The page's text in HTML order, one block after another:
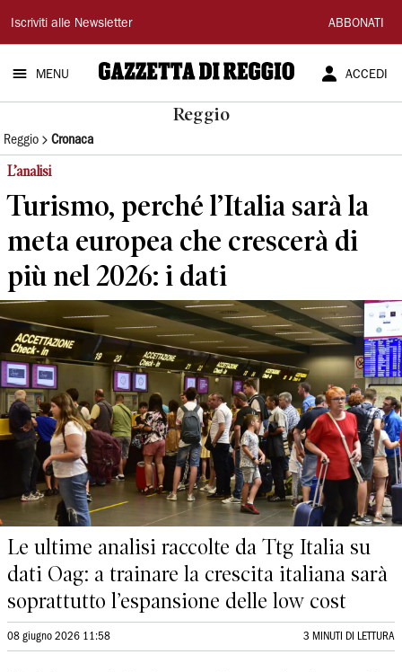
Gazzetta
di
Reggio
Iscriviti alle Newsletter ABBONATI
MENU ACCEDI
Reggio
Reggio Cronaca
L’analisi
Turismo, perché l’Italia sarà la
meta europea che crescerà di
più nel 2026: i dati
Le ultime analisi raccolte da Ttg Italia su
dati Oag: a trainare la crescita italiana sarà
soprattutto l’espansione delle low cost
08 giugno 2026 11:58 3 MINUTI DI LETTURA